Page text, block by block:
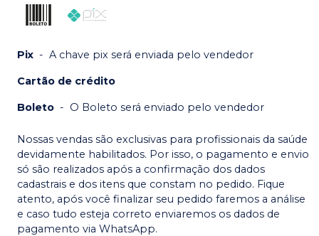
Pix - A chave pix será enviada pelo vendedor
Cartão de crédito
Boleto - O Boleto será enviado pelo vendedor
Nossas vendas são exclusivas para profissionais da saúde
devidamente habilitados. Por isso, o pagamento e envio
só são realizados após a confirmação dos dados
cadastrais e dos itens que constam no pedido. Fique
atento, após você finalizar seu pedido faremos a análise
e caso tudo esteja correto enviaremos os dados de
pagamento via WhatsApp.